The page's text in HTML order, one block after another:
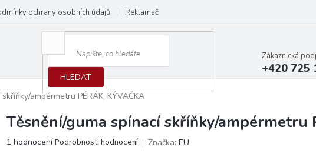
ochrany osobních údajů Reklamační protokol
HLEDAT
Zákaznická
+420 725
ampérmetru PÉRÁK, KÝVAČKA
Těsnění/guma spínací skříňky/ampérmetru
Průměrné
1 hodnocení Podrobnosti hodnocení Značka: EU